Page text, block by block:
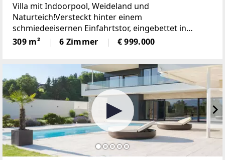
Villa mit Indoorpool, Weideland und
Naturteich!Versteckt hinter einem
schmiedeeisernen Einfahrtstor, eingebettet in
üppiges Grün und getragen von absoluter Ruhe,
liegt ein Ort, der mehr ist als ein Zuhause. Diese
309 m² 6 Zimmer € 999.000